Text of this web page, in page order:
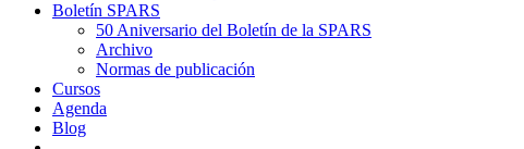
Boletín SPARS
50 Aniversario del Boletín de la SPARS
Archivo
Normas de publicación
Cursos
Agenda
Blog